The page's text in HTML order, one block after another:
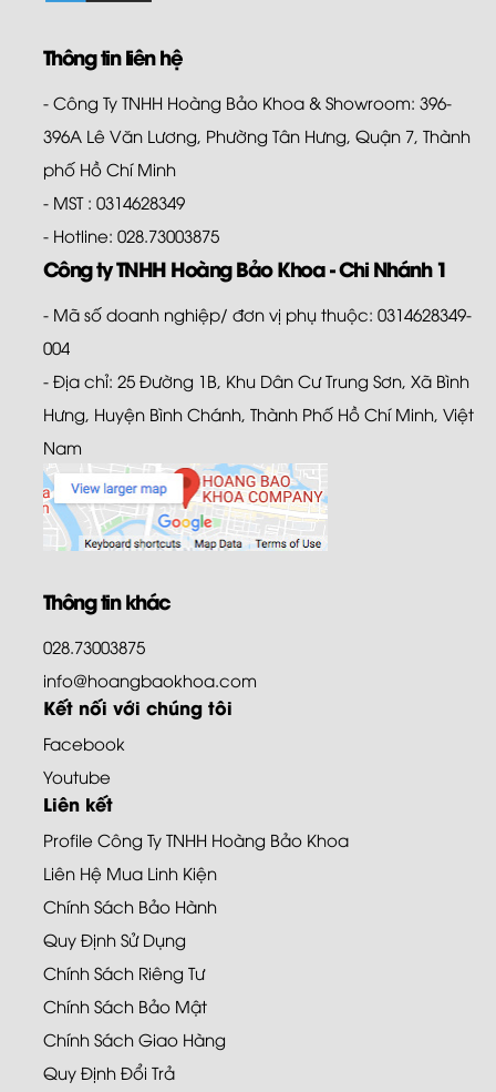
Thông tin liên hệ
- Công Ty TNHH Hoàng Bảo Khoa & Showroom: 396-
396A Lê Văn Lương, Phường Tân Hưng, Quận 7, Thành
phố Hồ Chí Minh
- MST : 0314628349
- Hotline: 028.73003875
Công ty TNHH Hoàng Bảo Khoa - Chi Nhánh 1
- Mã số doanh nghiệp/ đơn vị phụ thuộc: 0314628349-
004
- Địa chỉ: 25 Đường 1B, Khu Dân Cư Trung Sơn, Xã Bình
Hưng, Huyện Bình Chánh, Thành Phố Hồ Chí Minh, Việt
Nam
Thông tin khác
028.73003875
info@hoangbaokhoa.com
Kết nối với chúng tôi
Facebook
Youtube
Liên kết
Profile Công Ty TNHH Hoàng Bảo Khoa
Liên Hệ Mua Linh Kiện
Chính Sách Bảo Hành
Quy Định Sử Dụng
Chính Sách Riêng Tư
Chính Sách Bảo Mật
Chính Sách Giao Hàng
Quy Định Đổi Trả